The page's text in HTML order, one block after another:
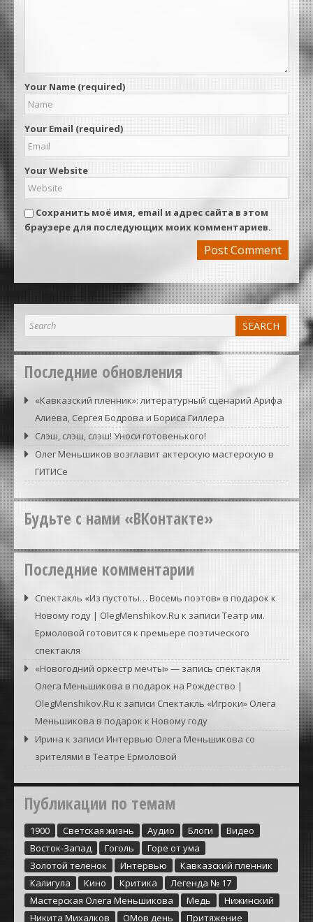
Your Name (required)
Your Email (required)
Your Website
Сохранить моё имя, email и адрес сайта в этом
браузере для последующих моих комментариев.
Последние обновления
«Кавказский пленник»: литературный сценарий Арифа
Алиева, Сергея Бодрова и Бориса Гиллера
Слэш, слэш, слэш! Уноси готовенького!
Олег Меньшиков возглавит актерскую мастерскую в
ГИТИСе
Будьте с нами «ВКонтакте»
Последние комментарии
Спектакль «Из пустоты… Восемь поэтов» в подарок к
Новому году | OlegMenshikov.Ru к записи Театр им.
Ермоловой готовится к премьере поэтического
спектакля
«Новогодний оркестр мечты» — запись спектакля
Олега Меньшикова в подарок на Рождество |
OlegMenshikov.Ru к записи Спектакль «Игроки» Олега
Меньшикова в подарок к Новому году
Ирина к записи Интервью Олега Меньшикова со
зрителями в Театре Ермоловой
Публикации по темам
1900 Cветская жизнь Аудио Блоги
Видео
Восток-Запад
Гоголь
Горе от ума
Золотой теленок
Интервью
Кавказский пленник
Калигула
Кино Критика
Легенда № 17
Мастерская Олега Меньшикова
Медь
Нижинский
Никита Михалков
ОМов день Притяжение